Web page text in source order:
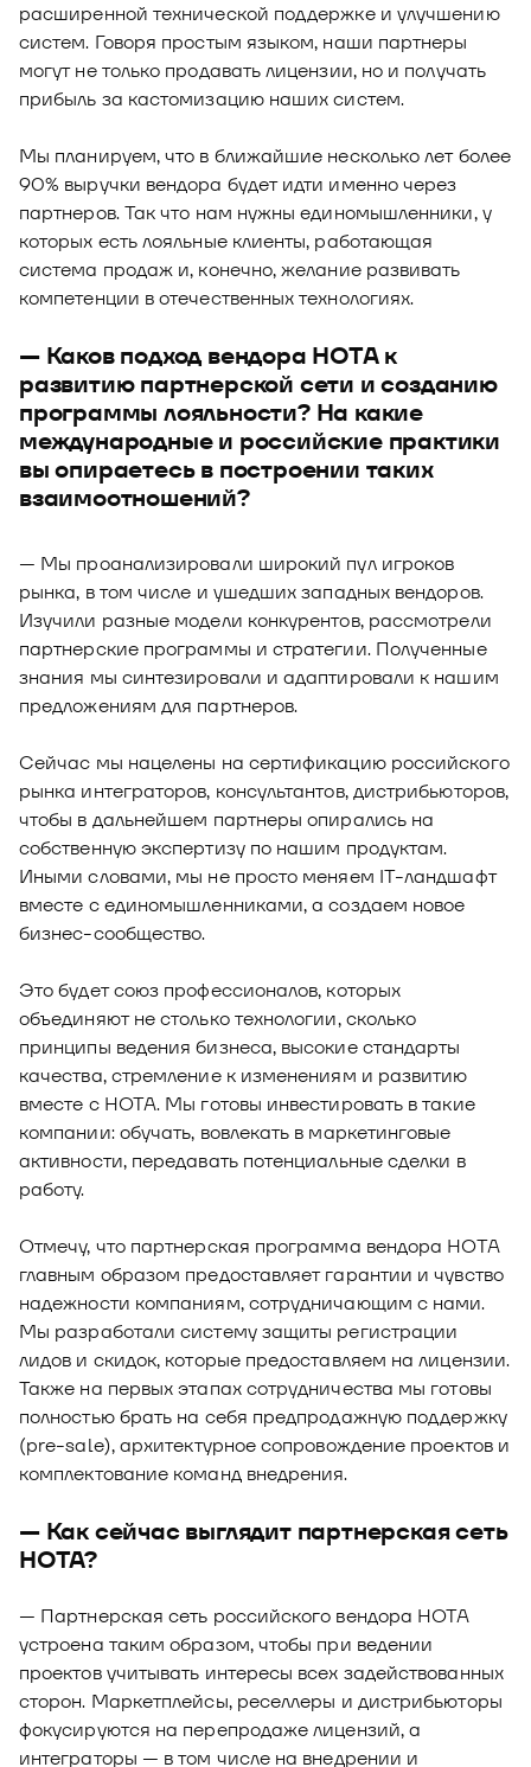
расширенной технической поддержке и улучшению
систем. Говоря простым языком, наши партнеры
могут не только продавать лицензии, но и получать
прибыль за кастомизацию наших систем.
Мы планируем, что в ближайшие несколько лет более
90% выручки вендора будет идти именно через
партнеров. Так что нам нужны единомышленники, у
которых есть лояльные клиенты, работающая
система продаж и, конечно, желание развивать
компетенции в отечественных технологиях.
— Каков подход вендора НОТА к
развитию партнерской сети и созданию
программы лояльности? На какие
международные и российские практики
вы опираетесь в построении таких
взаимоотношений?
— Мы проанализировали широкий пул игроков
рынка, в том числе и ушедших западных вендоров.
Изучили разные модели конкурентов, рассмотрели
партнерские программы и стратегии. Полученные
знания мы синтезировали и адаптировали к нашим
предложениям для партнеров.
Сейчас мы нацелены на сертификацию российского
рынка интеграторов, консультантов, дистрибьюторов,
чтобы в дальнейшем партнеры опирались на
собственную экспертизу по нашим продуктам.
Иными словами, мы не просто меняем IT-ландшафт
вместе с единомышленниками, а создаем новое
бизнес-сообщество.
Это будет союз профессионалов, которых
объединяют не столько технологии, сколько
принципы ведения бизнеса, высокие стандарты
качества, стремление к изменениям и развитию
вместе с НОТА. Мы готовы инвестировать в такие
компании: обучать, вовлекать в маркетинговые
активности, передавать потенциальные сделки в
работу.
Отмечу, что партнерская программа вендора НОТА
главным образом предоставляет гарантии и чувство
надежности компаниям, сотрудничающим с нами.
Мы разработали систему защиты регистрации
лидов и скидок, которые предоставляем на лицензии.
Также на первых этапах сотрудничества мы готовы
полностью брать на себя предпродажную поддержку
(pre-sale), архитектурное сопровождение проектов и
комплектование команд внедрения.
— Как сейчас выглядит партнерская сеть
НОТА?
— Партнерская сеть российского вендора НОТА
устроена таким образом, чтобы при ведении
проектов учитывать интересы всех задействованных
сторон. Маркетплейсы, реселлеры и дистрибьюторы
фокусируются на перепродаже лицензий, а
интеграторы — в том числе на внедрении и